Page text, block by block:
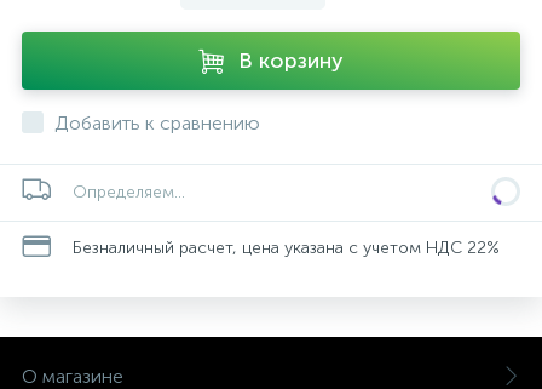
В корзину
Добавить к сравнению
Определяем...
Безналичный расчет, цена указана с учетом НДС 22%
О магазине